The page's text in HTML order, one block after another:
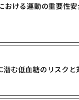
おける運動の重要性
潜む低血糖のリスクと